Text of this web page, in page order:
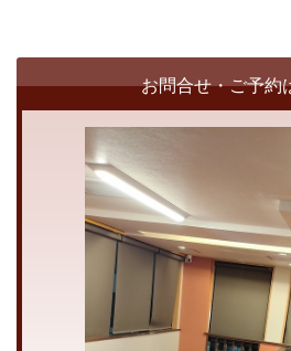
お問合せ・ご予約